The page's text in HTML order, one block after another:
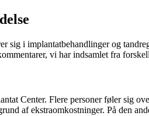
i implantatbehandlinger og
vi har indsamlet fra
Center. Flere personer føler sig
af ekstraomkostninger. På den